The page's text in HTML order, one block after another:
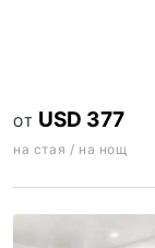
ОТ USD 377
на стая / на нощ